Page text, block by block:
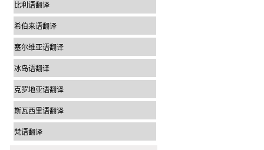
比利语翻译
希伯来语翻译
塞尔维亚语翻译
冰岛语翻译
克罗地亚语翻译
斯瓦西里语翻译
梵语翻译